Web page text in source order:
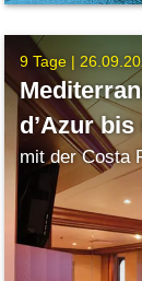
9 Tage |
d’Azur
mit der Costa